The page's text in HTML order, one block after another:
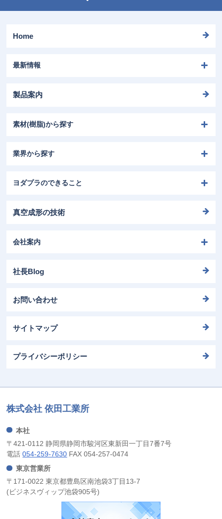
Home
最新情報
製品案内
素材(樹脂)から探す
業界から探す
ヨダプラのできること
真空成形の技術
会社案内
社長Blog
お問い合わせ
サイトマップ
プライバシーポリシー
株式会社 依田工業所
本社
〒421-0112 静岡県静岡市駿河区東新田一丁目7番7号
電話054-259-7630 FAX 054-257-0474
東京営業所
〒171-0022 東京都豊島区南池袋3丁目13-7
(ビジネスヴィップ池袋905号)